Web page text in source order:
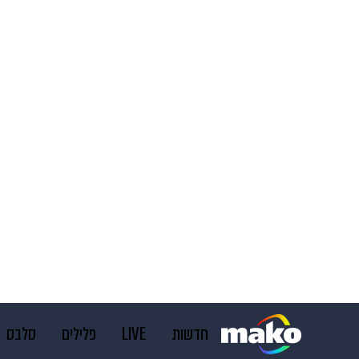
חדשות LIVE פלילים סלבס